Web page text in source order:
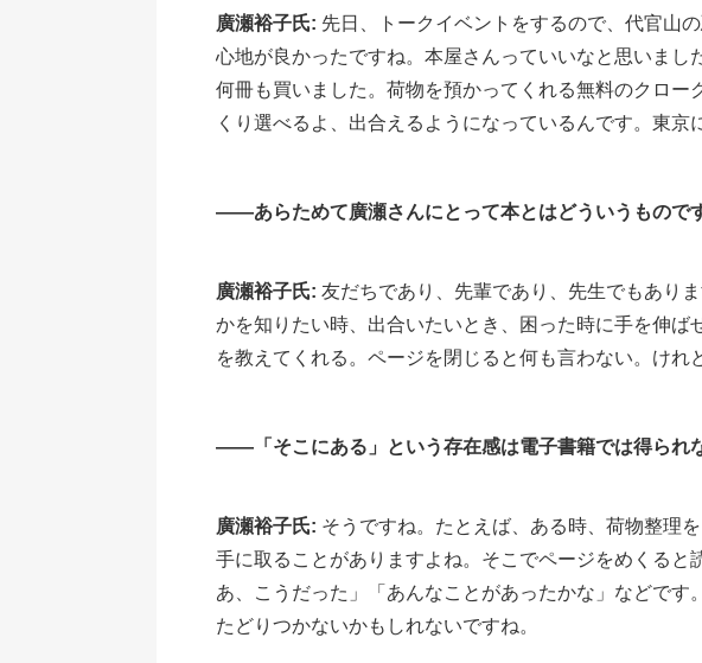
廣瀬裕子氏: 先日、トークイベントをするので、代官山
心地が良かったですね。本屋さんっていいなと思いまし
何冊も買いました。荷物を預かってくれる無料のクロー
くり選べるよ、出合えるようになっているんです。東京
――あらためて廣瀬さんにとって本とはどういうもので
廣瀬裕子氏: 友だちであり、先輩であり、先生でもあり
かを知りたい時、出合いたいとき、困った時に手を伸ば
を教えてくれる。ページを閉じると何も言わない。けれ
――「そこにある」という存在感は電子書籍では得られ
廣瀬裕子氏: そうですね。たとえば、ある時、荷物整理
手に取ることがありますよね。そこでページをめくると
あ、こうだった」「あんなことがあったかな」などです
たどりつかないかもしれないですね。